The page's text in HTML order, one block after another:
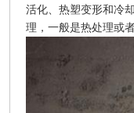
活化、热塑变形和冷
理，一般是热处理或